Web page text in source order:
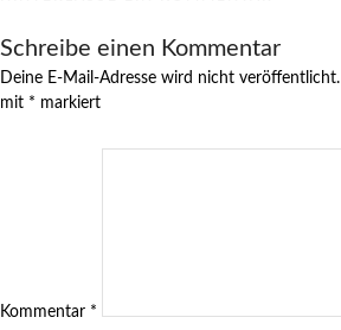
Schreibe einen Kommentar
Deine E-Mail-Adresse wird nicht veröffentlicht.
mit * markiert
Kommentar *